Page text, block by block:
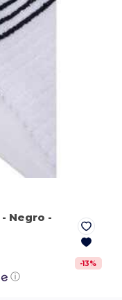
- Negro -
-13%
ⓘ